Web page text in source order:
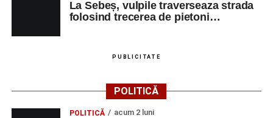
La Sebeș, vulpile traverseaza strada
folosind trecerea de pietoni…
PUBLICITATE
POLITICĂ
POLITICĂ acum 2 luni